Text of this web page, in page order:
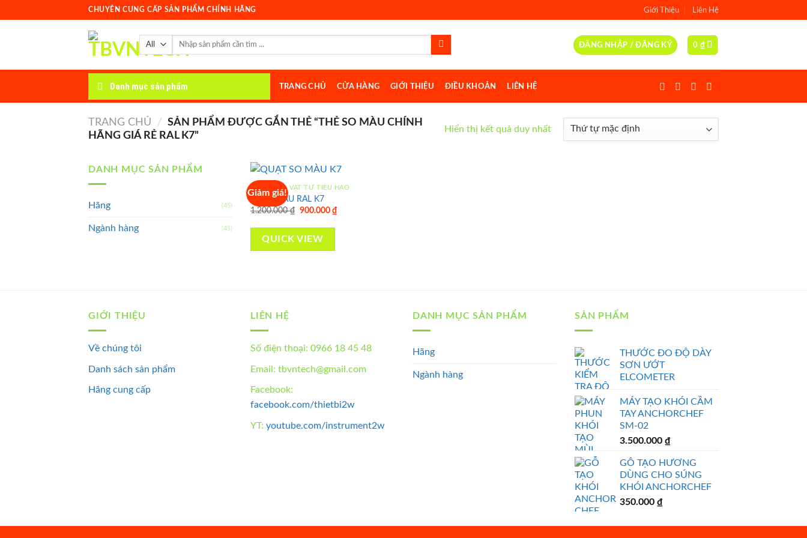
to
CHUYÊN CUNG CẤP SẢN PHẨM CHÍNH HÃNG Giới Thiệu Liên Hệ
Tìm
ĐĂNG NHẬP / ĐĂNG KÝ 0 ₫
Danh mục sản phẩm TRANG CHỦ CỬA HÀNG GIỚI THIỆU ĐIỀU KHOẢN LIÊN HỆ
TRANG CHỦ / SẢN PHẨM ĐƯỢC GẮN THẺ “THẺ SO MÀU CHÍNH
HÃNG GIÁ RẺ RAL K7”
Hiển thị kết quả duy nhất
DANH MỤC SẢN PHẨM
Hãng (45)
Ngành hàng (45)
Giảm giá!
DỤNG CỤ - VẬT TƯ TIÊU HAO
QUẠT MÀU RAL K7
1.200.000₫ Original
was:
1.200.000 ₫.
900.000₫
QUICK VIEW
GIỚI THIỆU
Về chúng tôi
Danh sách sản phẩm
Hãng cung cấp
LIÊN HỆ
Số điện thoại: 0966 18 45 48
Email: tbvntech@gmail.com
Facebook:
facebook.com/thietbi2w
YT: youtube.com/instrument2w
DANH MỤC SẢN PHẨM
Hãng
Ngành hàng
SẢN PHẨM
THƯỚC ĐO ĐỘ DÀY
SƠN ƯỚT
ELCOMETER
MÁY TẠO KHÓI CẦM
TAY ANCHORCHEF
SM-02
3.500.000 ₫
GỖ TẠO HƯƠNG
DÙNG CHO SÚNG
KHÓI ANCHORCHEF
350.000 ₫